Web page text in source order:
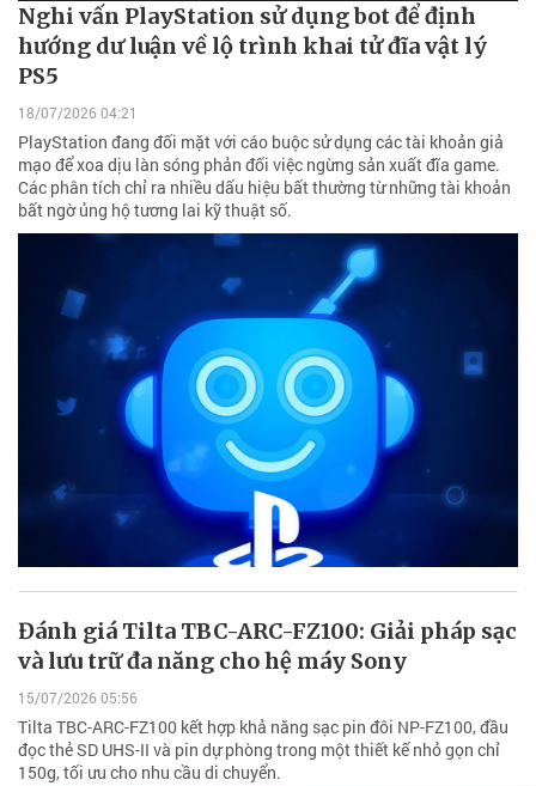
Nghi vấn PlayStation sử dụng bot để định
hướng dư luận về lộ trình khai tử đĩa vật lý
PS5
18/07/2026 04:21
PlayStation đang đối mặt với cáo buộc sử dụng các tài khoản giả
mạo để xoa dịu làn sóng phản đối việc ngừng sản xuất đĩa game.
Các phân tích chỉ ra nhiều dấu hiệu bất thường từ những tài khoản
bất ngờ ủng hộ tương lai kỹ thuật số.
Đánh giá Tilta TBC-ARC-FZ100: Giải pháp sạc
và lưu trữ đa năng cho hệ máy Sony
15/07/2026 05:56
Tilta TBC-ARC-FZ100 kết hợp khả năng sạc pin đôi NP-FZ100, đầu
đọc thẻ SD UHS-II và pin dự phòng trong một thiết kế nhỏ gọn chỉ
150g, tối ưu cho nhu cầu di chuyển.